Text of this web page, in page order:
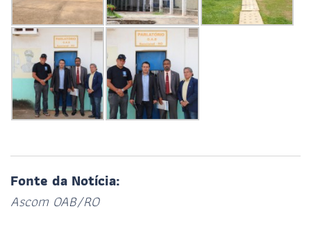
Fonte da Notícia:
Ascom OAB/RO